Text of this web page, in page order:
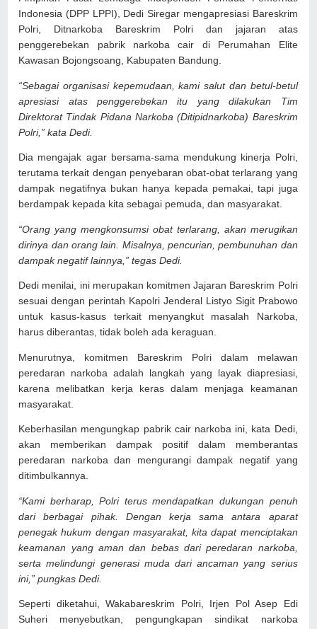
Indonesia (DPP LPPI), Dedi Siregar mengapresiasi Bareskrim
Polri, Ditnarkoba Bareskrim Polri dan jajaran atas
penggerebekan pabrik narkoba cair di Perumahan Elite
Kawasan Bojongsoang, Kabupaten Bandung.
“Sebagai organisasi kepemudaan, kami salut dan betul-betul
apresiasi atas penggerebekan itu yang dilakukan Tim
Direktorat Tindak Pidana Narkoba (Ditipidnarkoba) Bareskrim
Polri,” kata Dedi.
Dia mengajak agar bersama-sama mendukung kinerja Polri,
terutama terkait dengan penyebaran obat-obat terlarang yang
dampak negatifnya bukan hanya kepada pemakai, tapi juga
berdampak kepada kita sebagai pemuda, dan masyarakat.
“Orang yang mengkonsumsi obat terlarang, akan merugikan
dirinya dan orang lain. Misalnya, pencurian, pembunuhan dan
dampak negatif lainnya,” tegas Dedi.
Dedi menilai, ini merupakan komitmen Jajaran Bareskrim Polri
sesuai dengan perintah Kapolri Jenderal Listyo Sigit Prabowo
untuk kasus-kasus terkait menyangkut masalah Narkoba,
harus diberantas, tidak boleh ada keraguan.
Menurutnya, komitmen Bareskrim Polri dalam melawan
peredaran narkoba adalah langkah yang layak diapresiasi,
karena melibatkan kerja keras dalam menjaga keamanan
masyarakat.
Keberhasilan mengungkap pabrik cair narkoba ini, kata Dedi,
akan memberikan dampak positif dalam memberantas
peredaran narkoba dan mengurangi dampak negatif yang
ditimbulkannya.
“Kami berharap, Polri terus mendapatkan dukungan penuh
dari berbagai pihak. Dengan kerja sama antara aparat
penegak hukum dengan masyarakat, kita dapat menciptakan
keamanan yang aman dan bebas dari peredaran narkoba,
serta melindungi generasi muda dari ancaman yang serius
ini,” pungkas Dedi.
Seperti diketahui, Wakabareskrim Polri, Irjen Pol Asep Edi
Suheri menyebutkan, pengungkapan sindikat narkoba